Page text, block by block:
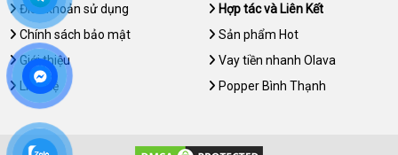
Điều khoản sử dụng
Chính sách bảo mật
Giới thiệu
Liên hệ
Hợp tác và Liên Kết
Sản phẩm Hot
Vay tiền nhanh Olava
Popper Bình Thạnh